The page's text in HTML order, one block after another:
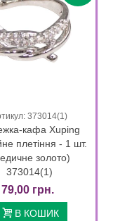
373014(1)
кафа Xuping
плетіння - 1 шт.
золото)
373014(1)
79,00 грн.
В КОШИК